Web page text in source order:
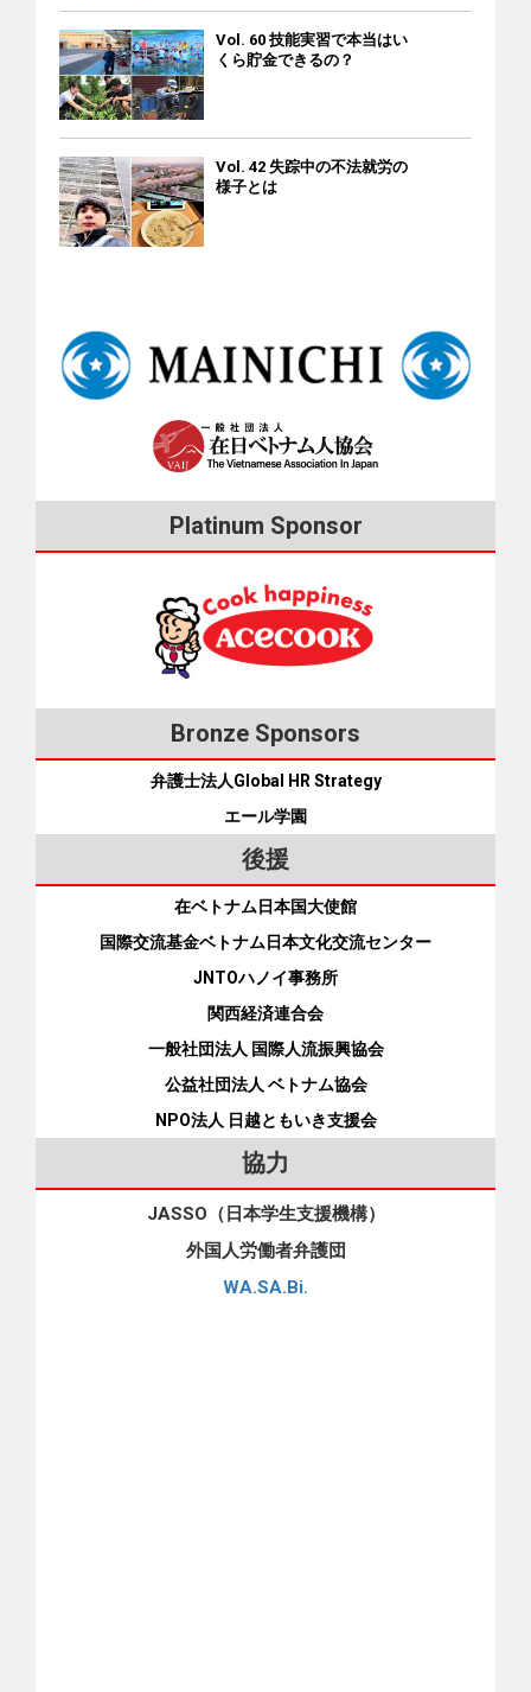
う扱いになり、2,000円の違約金まで取られたそうです。 私は
後輩と相談して口座振替ができそうな格安SIMとして「UQモ
バイル」を見つけ、オンラインで申し込みました。しかし、
間もなく「審査の結果、口座振替や自動振込での契約を受け
られてきました。 UQモバイルの審査結果通知のメール。「口
座振替での契約を承認できません。クレジットカード払いを
検討してください」という趣旨が書かれている。 ほかに「楽
天モバイル」も格安SIMの中では大手で、クレジットカード以
もだめだと分かり、困っていると、友人が今までに聞いたこ
とがないキャリアを見つけて教えてくれました。「GTNモバ
イル」というそのキャリアのサイトを見ると、ベトナム語を
含む多言語に対応していました。 ◆GTNの音声通話付きプラ
ン（月額・消費税込み） データ容量 料金（税込） 3G 1,200円
国人専用クレジットカードも申し込める。そのカードで料金
を支払うと、毎月220円引き。※外国からでも申し込める（日
本の空港でもSIM受け取り可能）。※通話は別途30秒につき22
いはコンビニか口座振替」という私のニーズをばっちり満た
していました。初耳のキャリアではありましたが、友人の知
人がこの会社で働いていることもあり、信用してオンライン
き、SIMを携帯電話機に入れると、通話可能な状態になりまし
た。感動！！ 格安SIMがこんなに簡単に手に入れられるなん
て信じられませんでした。これでSIMの問題が解決できまし
style="color:#525252; font-size:22px;" ] GTNモバイルのHP（多
SIM VÀNGという格安SIMもあります。これは日本でベトナム
人、ミャンマー人、インドネシア人をメイン対象に提供して
いる格安SIMで、GTNモバイルと同じように外国人もコンビニ
払いや口座振替ができます。 ◆SIM VANGのプラン（月額・
※データ専用SIMにSMSをセット：月額150円※通話SIMでの通
話は別途30秒につき20円※通話SIMかけ放題プランもあり（1
回5分まで何度でも通話無料：月額680円、10分まで：月額
850円、15分まで：月額1,150円） [iconpress id="local_1803"
title="external link" style="color:#525252; font-size:22px;" ] SIM
VÀNGのHP（ベトナム語） [iconpress id="local_1803"
KOKORO：携帯電話会社（SIM）の上手な選び方 まとめ それ
す。テトや中秋の名月、クリスマスなどの季節イベント、ベ
トナム料理文化フェスティバル、企業との交流会などです。
これらのイベントでは、ベトナム料理の紹介に加え、ベトナ
ムの歌や踊りを披露することもあります。その様子は各支部
の地元メディアでも紹介されてきました。BETOAJIはこうし
た活動を通じて、ベトナム文化・料理の普及や参加者間の交
流促進に貢献しています。 You Tubeチャンネル 2020年に
YouTubeチャンネルBetoaji Mediaを立ち上げました。ベトナ
Vol. 60 技能実習で本当はい
くら貯金できるの？
Vol. 42 失踪中の不法就労の
様子とは
Platinum Sponsor
Bronze Sponsors
弁護士法人Global HR Strategy
エール学園
後援
在ベトナム日本国大使館
国際交流基金ベトナム日本文化交流センター
JNTOハノイ事務所
関西経済連合会
一般社団法人 国際人流振興協会
公益社団法人 ベトナム協会
NPO法人 日越ともいき支援会
協力
JASSO（日本学生支援機構）
外国人労働者弁護団
WA.SA.Bi.